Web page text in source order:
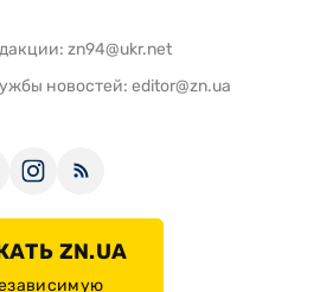
zn94@ukr.net
новостей: editor@zn.ua
ZN.UA